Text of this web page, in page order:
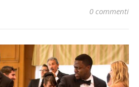
0 commenti